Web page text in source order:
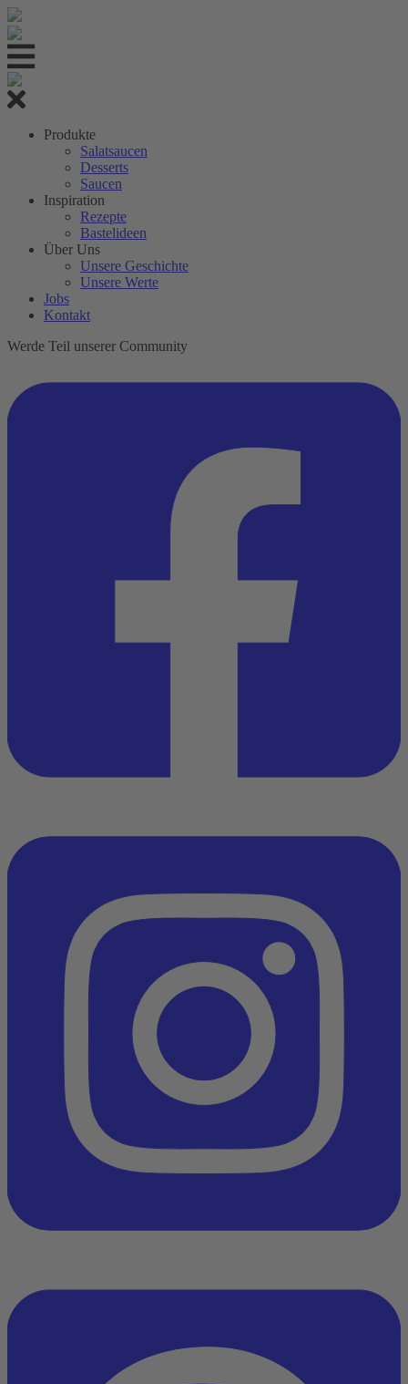
Produkte
Salatsaucen
Desserts
Saucen
Inspiration
Rezepte
Bastelideen
Über Uns
Unsere Geschichte
Unsere Werte
Jobs
Kontakt
Werde Teil unserer Community